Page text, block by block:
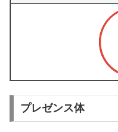
プレゼンス体